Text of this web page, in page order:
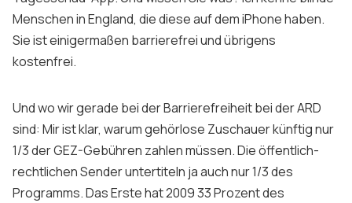
Menschen in England, die diese auf dem iPhone haben.
Sie ist einigermaßen barrierefrei und übrigens
kostenfrei.
Und wo wir gerade bei der Barrierefreiheit bei der ARD
sind: Mir ist klar, warum gehörlose Zuschauer künftig nur
1/3 der GEZ-Gebühren zahlen müssen. Die öffentlich-
rechtlichen Sender untertiteln ja auch nur 1/3 des
Programms. Das Erste hat 2009 33 Prozent des